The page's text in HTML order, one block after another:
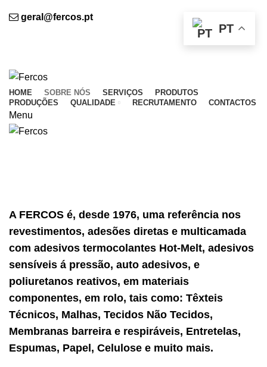
geral@fercos.pt
(+351) 224 894 273 (Chamada para a rede fixa
HOME SOBRE NÓS SERVIÇOS
PRODUTOS
PRODUÇÕES
QUALIDADE RECRUTAMENTO CONTACTOS
Menu
A FERCOS é, desde 1976, uma referência nos
revestimentos, adesões diretas e multicamada
com adesivos termocolantes Hot-Melt, adesivos
sensíveis á pressão, auto adesivos, e
poliuretanos reativos, em materiais
componentes, em rolo, tais como: Têxteis
Técnicos, Malhas, Tecidos Não Tecidos,
Membranas barreira e respiráveis, Entretelas,
Espumas, Papel, Celulose e muito mais.
PT